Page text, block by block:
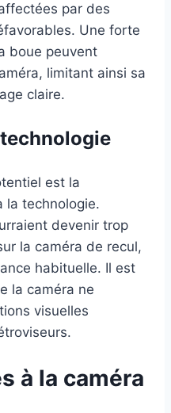
par des
Une forte
boue peuvent
limitant ainsi sa
claire.
est la
la technologie.
devenir trop
la caméra de recul,
habituelle. Il est
la caméra ne
visuelles
à la caméra